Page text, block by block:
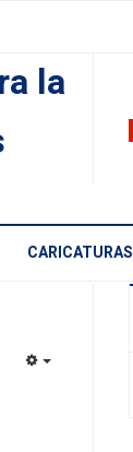
la
CARICATURAS